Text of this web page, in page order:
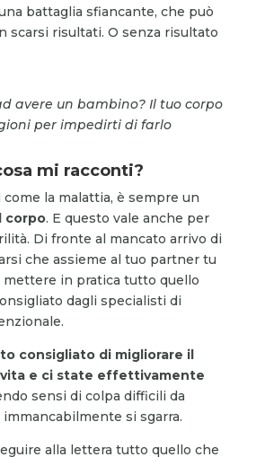
battaglia sfiancante, che può
scarsi risultati. O senza risultato
avere un bambino? Il tuo corpo
per impedirti di farlo
mi racconti?
la malattia, è sempre un
corpo. E questo vale anche per
Di fronte al mancato arrivo di
che assieme al tuo partner tu
mettere in pratica tutto quello
dagli specialisti di
consigliato di migliorare il
e ci state effettivamente
sensi di colpa difficili da
si sgarra.
alla lettera tutto quello che